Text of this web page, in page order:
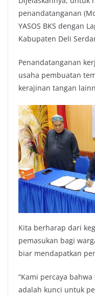
penandatanganan
YASOS BKS dengan
Kabupaten Deli
Penandatanganan
usaha pembuatan
kerajinan tangan
Kita berharap dari
pemasukan bagi
biar mendapatkan
“Kami percaya
adalah kunci untuk